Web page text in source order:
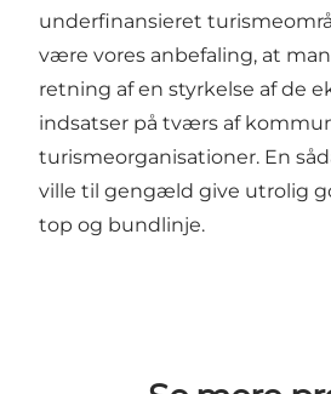
underfinansieret
være vores anbefaling, at
retning af en styrkelse af de
indsatser på tværs af
turismeorganisationer. En
ville til gengæld give utrolig
top og bundlinje.